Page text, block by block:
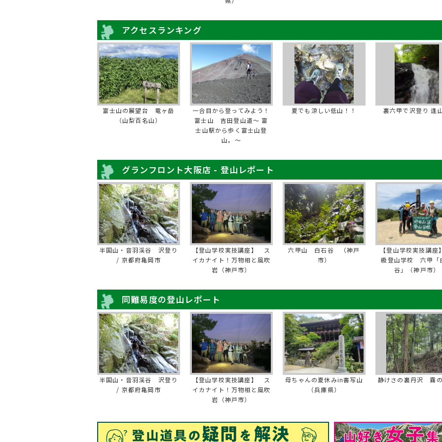
アクセスランキング
富士山の展望台 竜ヶ岳
（山梨百名山）
一合目から登ってみよう！
富士山 吉田登山道～ 富
士山駅から歩く富士山登
山。～
夏でも涼しい低山！！ 裏六甲で沢登り 逢
グランフロント大阪店 - 登山レポート
半国山・音羽渓谷 沢登り
/ 京都府亀岡市
【登山学校実技講座】 ス
イカナイト！万物相と風吹
岩（神戸市）
六甲山 白石谷 （神戸
市）
【登山学校実技講座
級登山学校 六甲「
谷」（神戸市）
同難易度の登山レポート
半国山・音羽渓谷 沢登り
/ 京都府亀岡市
【登山学校実技講座】 ス
イカナイト！万物相と風吹
岩（神戸市）
母ちゃんの夏休みin書写山
（兵庫県）
静けさの裏丹沢 霧